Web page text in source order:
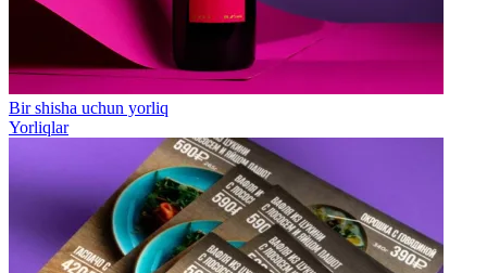
Bir shisha uchun yorliq
Yorliqlar